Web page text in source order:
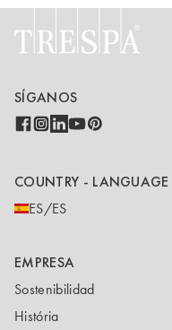
SÍGANOS
COUNTRY - LANGUAGE
ES/ES
EMPRESA
Sostenibilidad
História